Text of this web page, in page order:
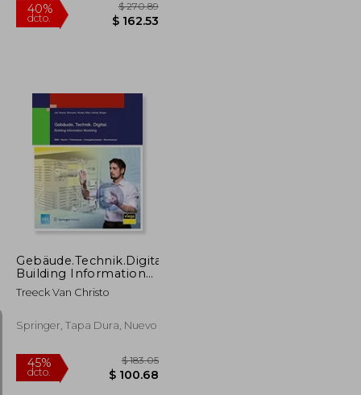
$ 60.92
$ 33.51
40%
dcto.
Gebäude.Technik.Digital.:
Building Information
Modeling (VDI-Buch)
Treeck Van Christo
Springer, Tapa Dura, Nuevo